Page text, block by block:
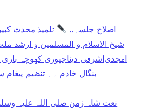
اصلاح جلسہ..
تلمیذ محدث
شیخ الاسلام و المسلمین و ارشد
امجدی‌اشرفی دیناجپوری کھوچہ باری
بنگال خادم ۔۔ تنظیم
نعت شاہ زمن صلی اللہ علیہ